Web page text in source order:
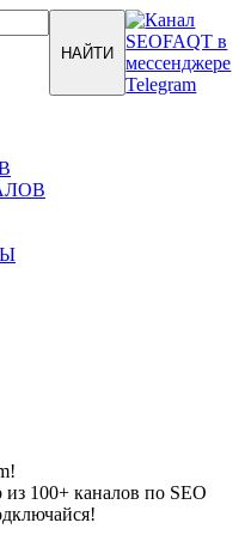
100+ каналов по SEO